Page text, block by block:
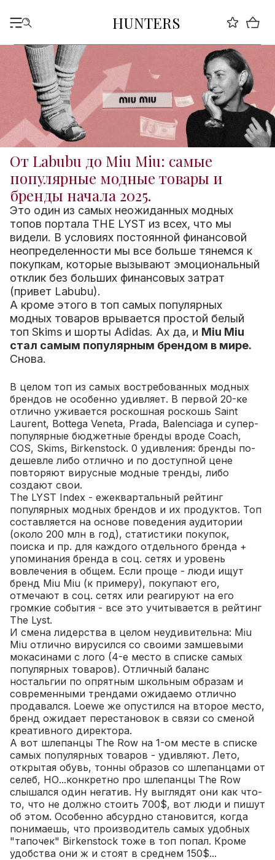
HUNTERS
От Labubu до Miu Miu: самые
популярные модные товары и
бренды начала 2025.
Это один из самых неожиданных модных
топов портала THE LYST из всех, что мы
видели. В условиях постоянной финансовой
неопределенности мы все больше тянемся к
покупкам, которые вызывают эмоциональный
отклик без больших финансовых затрат
(привет Labubu).
А кроме этого в топ самых популярных
модных товаров врывается простой белый
топ Skims и шорты Adidas. Ах да, и Miu Miu
стал самым популярным брендом в мире.
Снова.
В целом топ из самых востребованных модных
брендов не особенно удивляет. В первой 20-ке
отлично уживается роскошная роскошь Saint
Laurent, Bottega Veneta, Prada, Balenciaga и супер-
популярные бюджетные бренды вроде Coach,
COS, Skims, Birkenstock. 0 удивления: бренды по-
дешевле либо отлично и по доступной цене
повторяют вирусные модные тренды, либо
создают свои.
The LYST Index - ежеквартальный рейтинг
популярных модных брендов и их продуктов. Топ
составляется на основе поведения аудитории
(около 200 млн в год), статистики покупок,
поиска и пр. для каждого отдельного бренда +
упоминания бренда в соц. сетях и уровень
вовлечения в общем. Если проще - люди ищут
бренд Miu Miu (к примеру), покупают его,
отмечают в соц. сетях или реагируют на его
громкие события - все это учитывается в рейтинг
The Lyst.
И смена лидерства в целом неудивительна: Miu
Miu отлично вирусился со своими замшевыми
мокасинами с лого (4-е место в списке самых
популярных товаров). Отличный баланс
ностальгии по опрятным школьным образам и
современными трендами ожидаемо отлично
продавался. Loewe же опустился на второе место,
бренд ожидает перестановок в связи со сменой
креативного директора.
А вот шлепанцы The Row на 1-ом месте в списке
самых популярных товаров - удивляют. Лето,
открытая обувь, тонны образов со шлепанцами от
селеб, НО...конкретно про шлепанцы The Row
слышался один негатив. Ну выглядят они как что-
то, что не должно стоить 700$, вот люди и пишут
об этом. Особенно абсурдно становится, когда
понимаешь, что производитель самых удобных
"тапочек" Birkenstock тоже в топ попал. Кроме
удобства они ж и стоят в среднем 150$...